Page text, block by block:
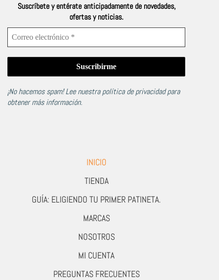
Suscríbete y entérate anticipadamente de novedades,
ofertas y noticias.
¡No hacemos spam! Lee nuestrapolítica de privacidadpara
obtener más información.
INICIO
TIENDA
GUÍA: ELIGIENDO TU PRIMER PATINETA.
MARCAS
NOSOTROS
MI CUENTA
PREGUNTAS FRECUENTES